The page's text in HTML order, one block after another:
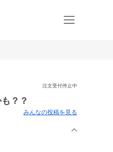
注文受付停止中
？？
みんなの投稿を見る